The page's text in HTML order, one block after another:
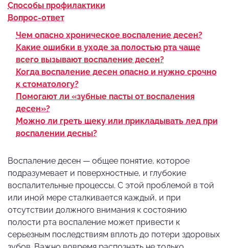
Способы профилактики
Вопрос-ответ
Чем опасно хроническое воспаление десен?
Какие ошибки в уходе за полостью рта чаще
всего вызывают воспаление десен?
Когда воспаление десен опасно и нужно срочно
к стоматологу?
Помогают ли «зубные пасты от воспаления
десен»?
Можно ли греть щеку или прикладывать лед при
воспалении десны?
Воспаление десен — общее понятие, которое
подразумевает и поверхностные, и глубокие
воспалительные процессы. С этой проблемой в той
или иной мере сталкивается каждый, и при
отсутствии должного внимания к состоянию
полости рта воспаление может привести к
серьезным последствиям вплоть до потери здоровых